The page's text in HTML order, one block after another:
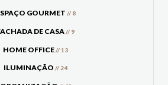
GOURMET // 8
DE CASA// 9
HOME OFFICE// 13
ILUMINAÇÃO // 24